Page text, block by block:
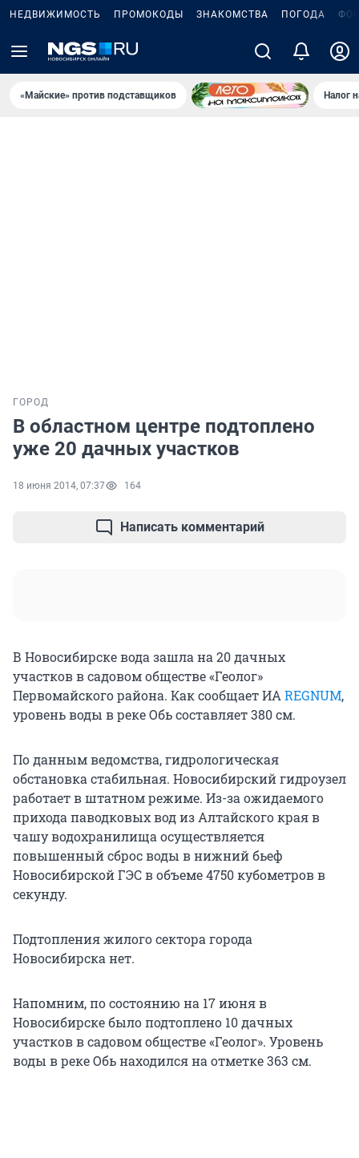
НЕДВИЖИМОСТЬ ПРОМОКОДЫ ЗНАКОМСТВА ПОГОДА
«Майские» против подставщиков Налог
ГОРОД
В областном центре подтоплено
уже 20 дачных участков
18 июня 2014, 07:37 164
Написать комментарий
В Новосибирске вода зашла на 20 дачных
участков в садовом обществе «Геолог»
Первомайского района. Как сообщает ИА REGNUM,
уровень воды в реке Обь составляет 380 см.
По данным ведомства, гидрологическая
обстановка стабильная. Новосибирский гидроузел
работает в штатном режиме. Из-за ожидаемого
прихода паводковых вод из Алтайского края в
чашу водохранилища осуществляется
повышенный сброс воды в нижний бьеф
Новосибирской ГЭС в объеме 4750 кубометров в
секунду.
Подтопления жилого сектора города
Новосибирска нет.
Напомним, по состоянию на 17 июня в
Новосибирске было подтоплено 10 дачных
участков в садовом обществе «Геолог». Уровень
воды в реке Обь находился на отметке 363 см.